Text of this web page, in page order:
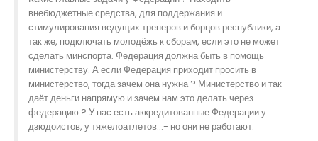
внебюджетные средства, для поддержания и
стимулирования ведущих тренеров и борцов республики, а
так же, подключать молодёжь к сборам, если это не может
сделать минспорта. Федерация должна быть в помощь
министерству. А если Федерация приходит просить в
министерство, тогда зачем она нужна ? Министерство и так
даёт деньги напрямую и зачем нам это делать через
федерацию ? У нас есть аккредитованные Федерации у
дзюдоистов, у тяжелоатлетов…- но они не работают.